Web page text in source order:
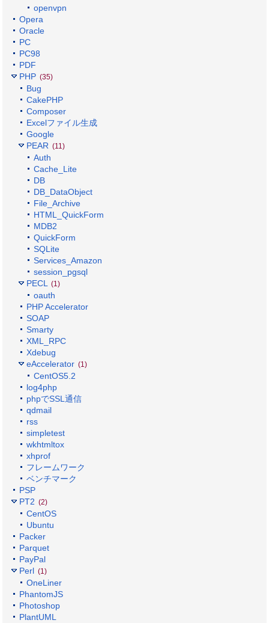
openvpn
Opera
Oracle
PC
PC98
PDF
PHP (35)
Bug
CakePHP
Composer
Excelファイル生成
Google
PEAR (11)
Auth
Cache_Lite
DB
DB_DataObject
File_Archive
HTML_QuickForm
MDB2
QuickForm
SQLite
Services_Amazon
session_pgsql
PECL (1)
oauth
PHP Accelerator
SOAP
Smarty
XML_RPC
Xdebug
eAccelerator (1)
CentOS5.2
log4php
phpでSSL通信
qdmail
rss
simpletest
wkhtmltox
xhprof
フレームワーク
ベンチマーク
PSP
PT2 (2)
CentOS
Ubuntu
Packer
Parquet
PayPal
Perl (1)
OneLiner
PhantomJS
Photoshop
PlantUML